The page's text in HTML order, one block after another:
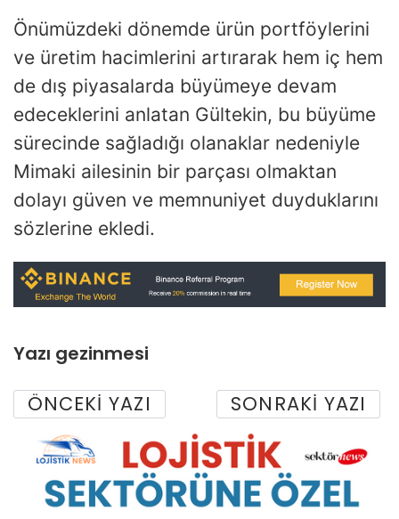
Önümüzdeki dönemde ürün portföylerini
ve üretim hacimlerini artırarak hem iç hem
de dış piyasalarda büyümeye devam
edeceklerini anlatan Gültekin, bu büyüme
sürecinde sağladığı olanaklar nedeniyle
Mimaki ailesinin bir parçası olmaktan
dolayı güven ve memnuniyet duyduklarını
sözlerine ekledi.
Yazı gezinmesi
ÖNCEKI YAZI SONRAKI YAZI